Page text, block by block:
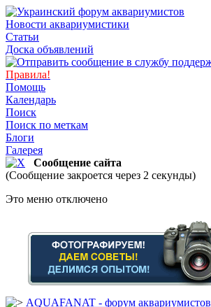
Новости аквариумистики
Статьи
Доска объявлений
Правила!
Помощь
Календарь
Поиск
Поиск по меткам
Блоги
Галерея
Сообщение сайта
(Сообщение закроется через 2 секунды)
Это меню отключено
AQUAFANAT - форум аквариумистов